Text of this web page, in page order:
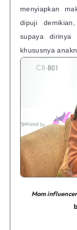
menyiapkan
dipuji
supaya dirinya
khususnya
Mom